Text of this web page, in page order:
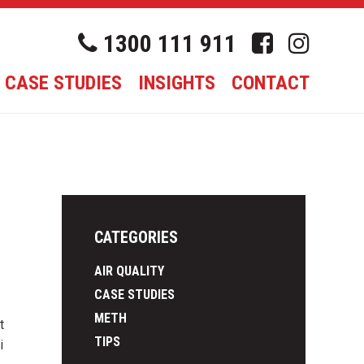
1300 111 911
CASE STUDIES INSIGHTS CONTACT
CATEGORIES
AIR QUALITY
CASE STUDIES
METH
TIPS